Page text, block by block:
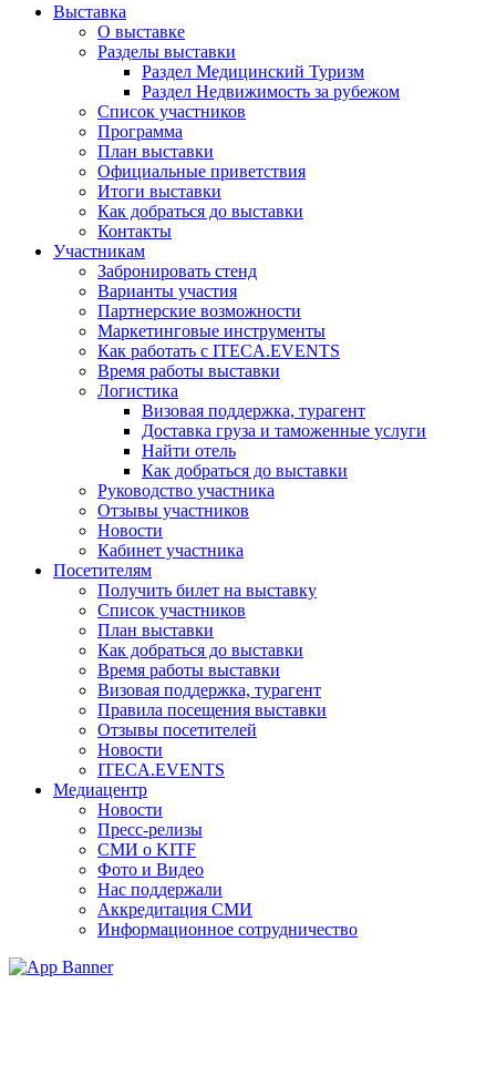
Выставка
О выставке
Разделы выставки
Раздел Медицинский Туризм
Раздел Недвижимость за рубежом
Список участников
Программа
План выставки
Официальные приветствия
Итоги выставки
Как добраться до выставки
Контакты
Участникам
Забронировать стенд
Варианты участия
Партнерские возможности
Маркетинговые инструменты
Как работать с ITECA.EVENTS
Время работы выставки
Логистика
Визовая поддержка, турагент
Доставка груза и таможенные услуги
Найти отель
Как добраться до выставки
Руководство участника
Отзывы участников
Новости
Кабинет участника
Посетителям
Получить билет на выставку
Список участников
План выставки
Как добраться до выставки
Время работы выставки
Визовая поддержка, турагент
Правила посещения выставки
Отзывы посетителей
Новости
ITECA.EVENTS
Медиацентр
Новости
Пресс-релизы
СМИ о KITF
Фото и Видео
Нас поддержали
Аккредитация СМИ
Информационное сотрудничество